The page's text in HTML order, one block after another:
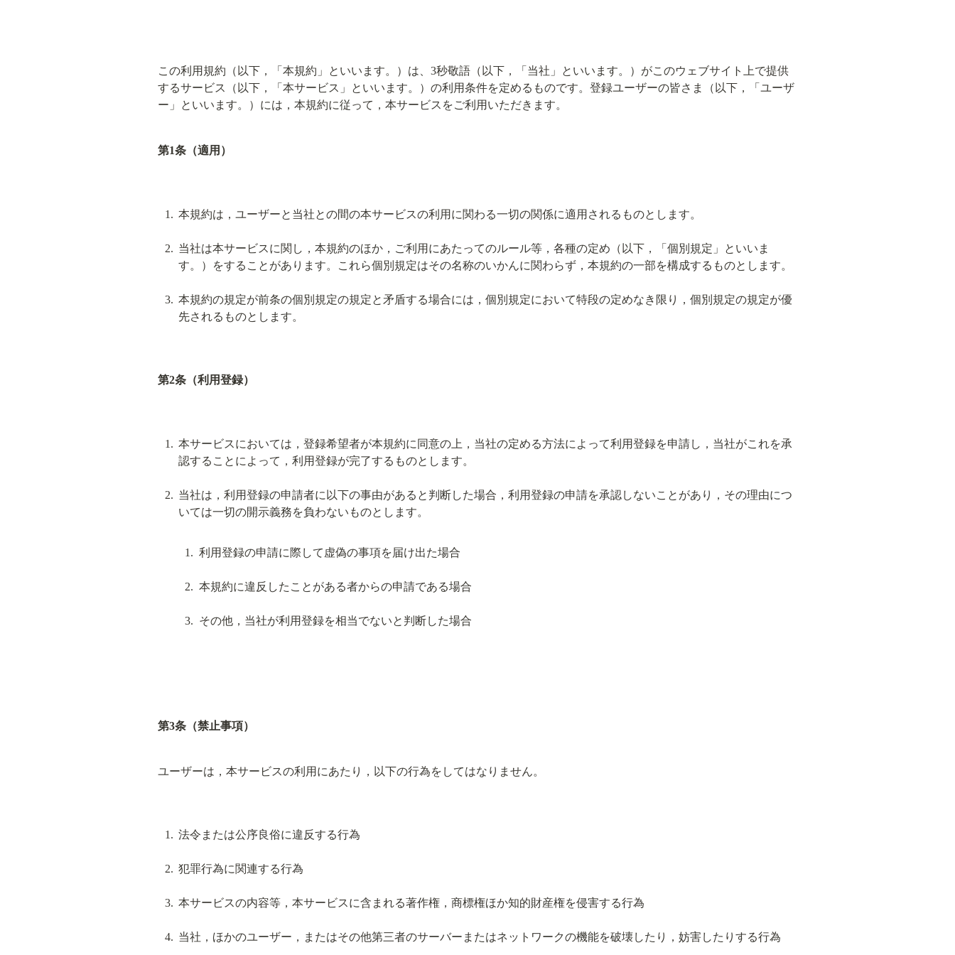
この利用規約（以下，「本規約」といいます。）は、3秒敬語（以下，「当社」といいます。）がこのウェブサイト上で提供
するサービス（以下，「本サービス」といいます。）の利用条件を定めるものです。登録ユーザーの皆さま（以下，「ユーザ
ー」といいます。）には，本規約に従って，本サービスをご利用いただきます。
第1条（適用）
本規約は，ユーザーと当社との間の本サービスの利用に関わる一切の関係に適用されるものとします。
当社は本サービスに関し，本規約のほか，ご利用にあたってのルール等，各種の定め（以下，「個別規定」といいま
す。）をすることがあります。これら個別規定はその名称のいかんに関わらず，本規約の一部を構成するものとします。
本規約の規定が前条の個別規定の規定と矛盾する場合には，個別規定において特段の定めなき限り，個別規定の規定が優
先されるものとします。
第2条（利用登録）
本サービスにおいては，登録希望者が本規約に同意の上，当社の定める方法によって利用登録を申請し，当社がこれを承
認することによって，利用登録が完了するものとします。
当社は，利用登録の申請者に以下の事由があると判断した場合，利用登録の申請を承認しないことがあり，その理由につ
利用登録の申請に際して虚偽の事項を届け出た場合
本規約に違反したことがある者からの申請である場合
その他，当社が利用登録を相当でないと判断した場合
第3条（禁止事項）
ユーザーは，本サービスの利用にあたり，以下の行為をしてはなりません。
法令または公序良俗に違反する行為
犯罪行為に関連する行為
本サービスの内容等，本サービスに含まれる著作権，商標権ほか知的財産権を侵害する行為
当社，ほかのユーザー，またはその他第三者のサーバーまたはネットワークの機能を破壊したり，妨害したりする行為